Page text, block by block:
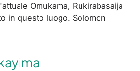
Omukama, Rukirabasaija
in questo luogo. Solomon